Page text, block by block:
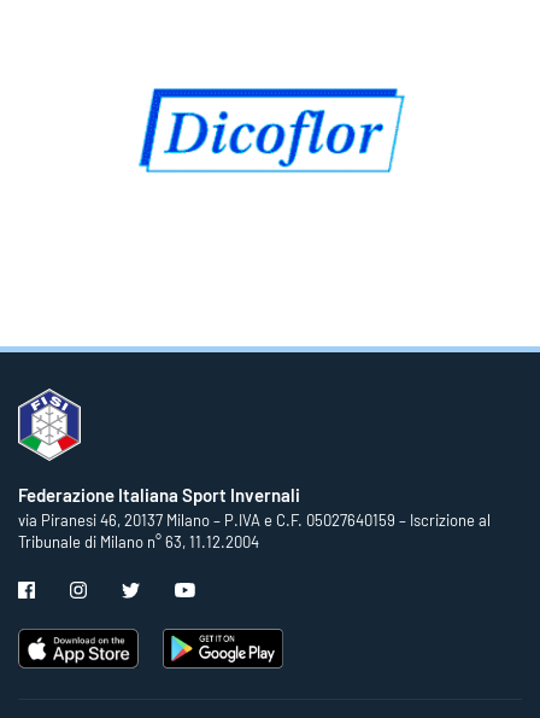
Federazione Italiana Sport Invernali
via Piranesi 46, 20137 Milano – P.IVA e C.F. 05027640159 – Iscrizione al
Tribunale di Milano n° 63, 11.12.2004